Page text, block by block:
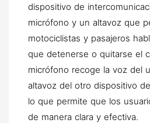
dispositivo de
micrófono y un altavoz que
motociclistas y pasajeros
que detenerse o quitarse el
micrófono recoge la voz del
altavoz del otro dispositivo
lo que permite que los
de manera clara y efectiva.